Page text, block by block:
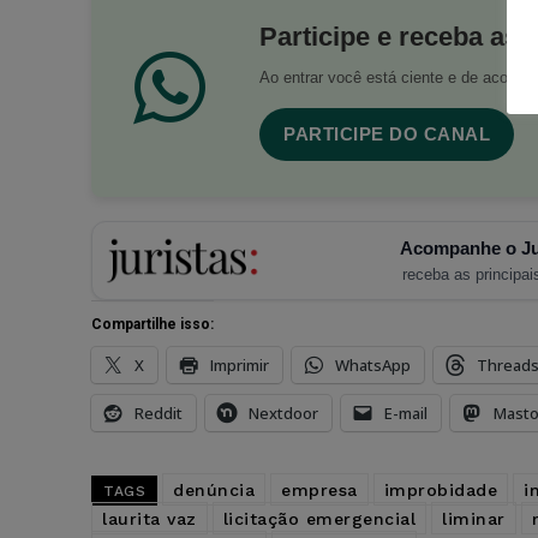
Participe e receba as
Ao entrar você está ciente e de acordo
PARTICIPE DO CANAL
Acompanhe o
receba as
Compartilhe isso:
X Imprimir WhatsApp Threads
Reddit Nextdoor E-mail
TAGS denúncia empresa improbidade
laurita vaz
licitação emergencial liminar